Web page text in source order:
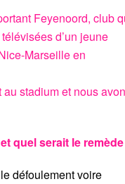
Feyenoord, club
d’un jeune
Marseille en
stadium et nous
quel serait le
défoulement voire